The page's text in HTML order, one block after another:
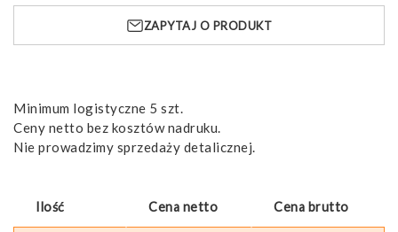
BUSWE
ZAPYTAJ O PRODUKT
Minimum logistyczne 5 szt.
Ceny netto bez kosztów nadruku.
Nie prowadzimy sprzedaży detalicznej.
Ilość Cena netto Cena brutto